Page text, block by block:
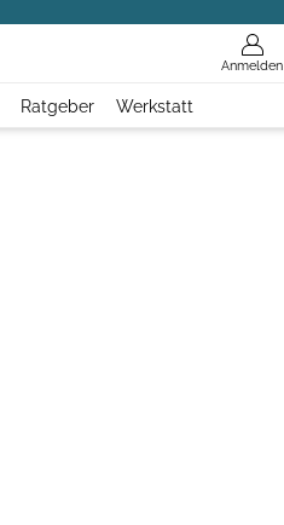
Anmelden
Ratgeber Werkstatt